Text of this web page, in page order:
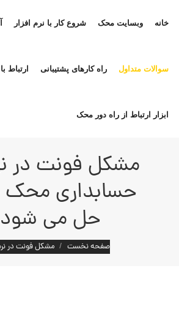
خانه وبسایت محک شروع کار با نرم افزار
سوالات متداول راه کارهای پشتیبانی ارتباط
ابزار ارتباط از راه دور محک
مشکل فونت در
حسابداری محک
حل می
مکان شما:
صفحه نخست مشکل فونت در